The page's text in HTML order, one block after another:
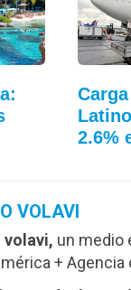
2.6%
VOLAVI
volavi, un medio
+